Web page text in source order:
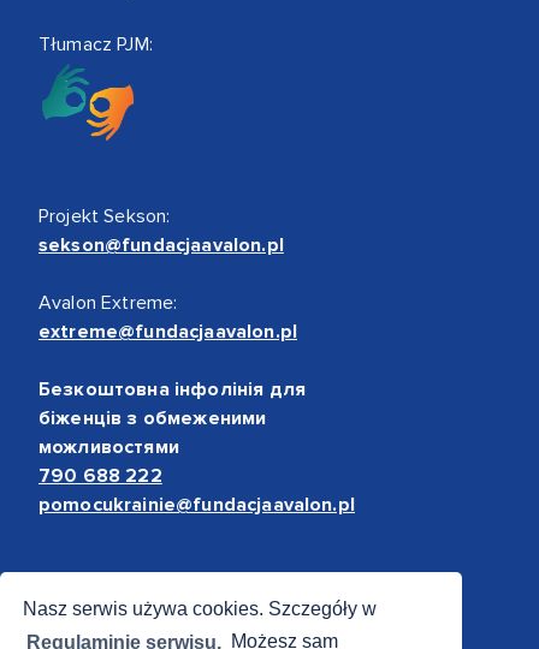
Nasz serwis używa cookies. Szczegóły w
Regulaminie serwisu. Możesz sam
Tłumacz PJM:
Projekt Sekson:
sekson@fundacjaavalon.pl
Avalon Extreme:
extreme@fundacjaavalon.pl
Безкоштовна інфолінія для
біженців з обмеженими
можливостями
790 688 222
pomocukrainie@fundacjaavalon.pl
Bezpieczne płatności